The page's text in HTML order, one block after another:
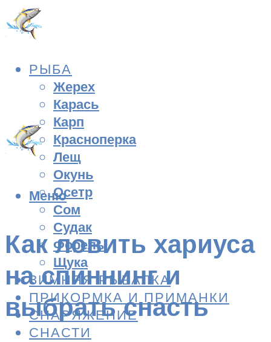
РЫБА
Жерех
Карась
Карп
Красноперка
Лещ
Окунь
Осетр
Сом
Судак
Форель
Щука
ЗИМНЯЯ РЫБАЛКА
ПРИКОРМКА И ПРИМАНКИ
СНАРЯЖЕНИЕ
СНАСТИ
Меню
Как ловить хариуса
на спиннинг и
выбрать снасть